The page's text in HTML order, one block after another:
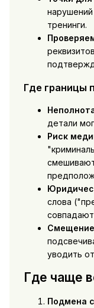
тренинги.
Где границы
детали
Риск
слова
уводить
Где чаще
Подмена